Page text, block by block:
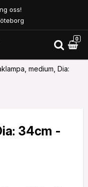
oss!
0
medium, Dia:
34cm -